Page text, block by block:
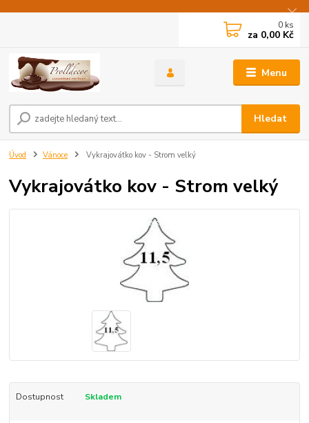
Menu
Hledat
0 ks
za 0,00 Kč
Úvod Vánoce Vykrajovátko kov - Strom velký
Vykrajovátko kov - Strom velký
Dostupnost Skladem